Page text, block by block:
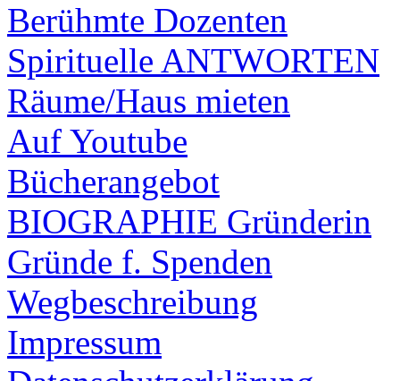
Berühmte Dozenten
Spirituelle ANTWORTEN
Räume/Haus mieten
Auf Youtube
Bücherangebot
BIOGRAPHIE Gründerin
Gründe f. Spenden
Wegbeschreibung
Impressum